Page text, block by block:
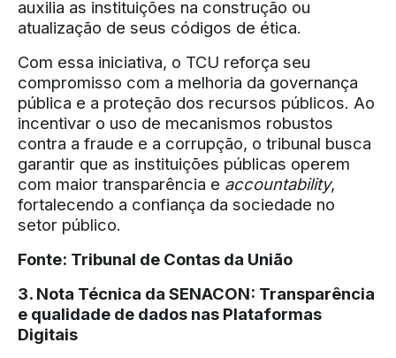
auxilia as instituições na construção ou
atualização de seus códigos de ética.
Com essa iniciativa, o TCU reforça seu
compromisso com a melhoria da governança
pública e a proteção dos recursos públicos. Ao
incentivar o uso de mecanismos robustos
contra a fraude e a corrupção, o tribunal busca
garantir que as instituições públicas operem
com maior transparência e accountability,
fortalecendo a confiança da sociedade no
setor público.
Fonte: Tribunal de Contas da União
3. Nota Técnica da SENACON: Transparência
e qualidade de dados nas Plataformas
Digitais